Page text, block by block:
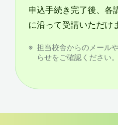
申込手続き完了後、各
に沿って受講いただけ
担当校舎からのメール
らせをご確認ください。